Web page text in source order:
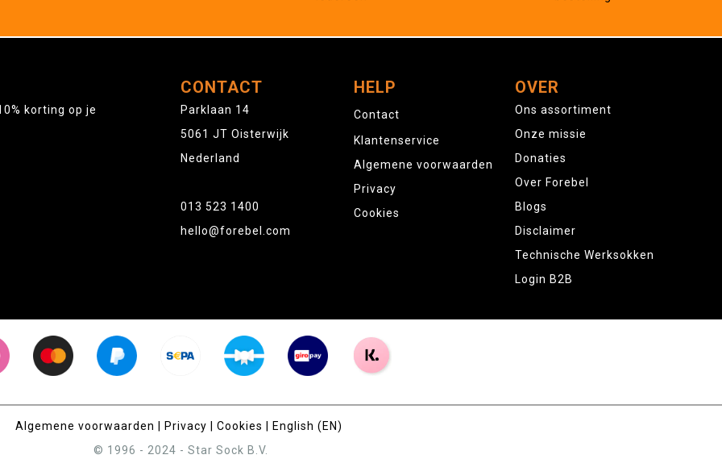
korting op je
CONTACT
Parklaan 14
5061 JT Oisterwijk
Nederland
013 523 1400
hello@forebel.com
HELP
Contact
Klantenservice
Algemene voorwaarden
Privacy
Cookies
OVER
Ons assortiment
Onze missie
Donaties
Over Forebel
Blogs
Disclaimer
Technische Werksokken
Login B2B
Algemene voorwaarden Privacy Cookies
English (EN)
© 1996 - 2024 - Star Sock B.V.